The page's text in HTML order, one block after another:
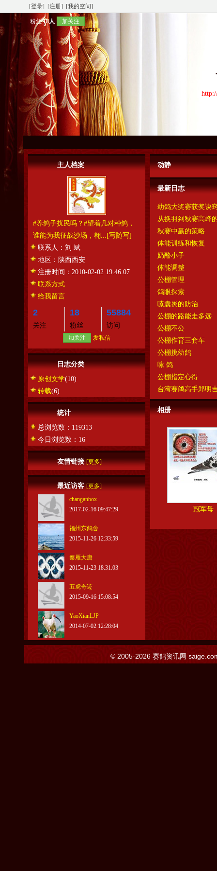
[登录] [注册] [我的空间]
粉丝18人 加关注
主人档案
#养鸽子扰民吗？#望着几对种鸽，
谁能为我征战沙场，翱... [写随写]
联系人： 刘 斌
地区： 陕西西安
注册时间： 2010-02-02 19:46:07
联系方式
给我留言
2
关注
18
粉丝
55884
访问
加关注 发私信
日志分类
原创文学(10)
转载(6)
统计
总浏览数：119313
今日浏览数：16
友情链接[更多]
最近访客[更多]
changanbox
2017-02-16 09:47:29
福州东鸽舍
2015-11-26 12:33:59
秦雁大唐
2015-11-23 18:31:03
五虎奇迹
2015-09-16 15:08:54
YaoXianLJP
2014-07-02 12:28:04
动静
最新日志
幼鸽大奖赛获奖诀
从换羽到秋赛高峰
秋赛中赢的策略
体能训练和恢复
奶酪小子
体能调整
公棚管理
鸽眼探索
嗉囊炎的防治
公棚的路能走多远
公棚不公
公棚作育三套车
公棚挑幼鸽
咏 鸽
公棚指定心得
台湾赛鸽高手郑明
相册
冠军母
© 2005-2026 赛鸽资讯网